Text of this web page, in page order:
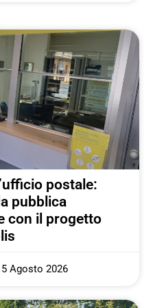
postale:
pubblica
con il progetto
5 Agosto 2026